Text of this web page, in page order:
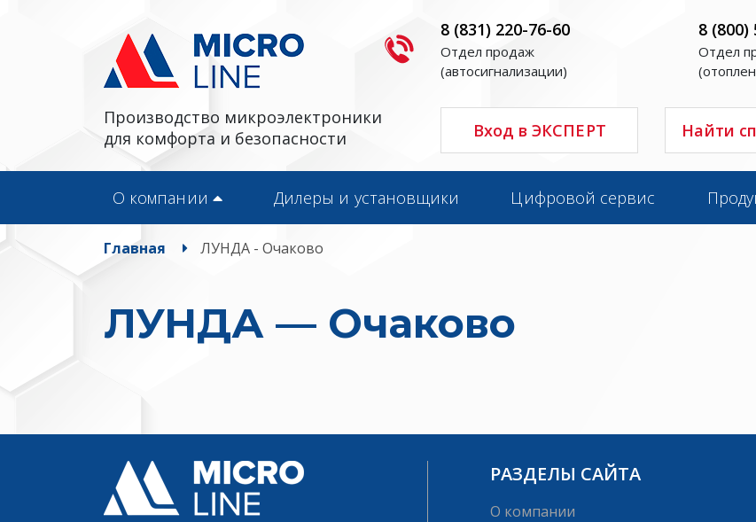
Производство микроэлектроники
для комфорта и безопасности
8 (831) 220-76-60
Отдел продаж
(автосигнализации)
8 (800)
Отдел
Вход в ЭКСПЕРТ Найти
О компании Дилеры и установщики Цифровой сервис
Главная ЛУНДА - Очаково
ЛУНДА — Очаково
РАЗДЕЛЫ САЙТА
О компании